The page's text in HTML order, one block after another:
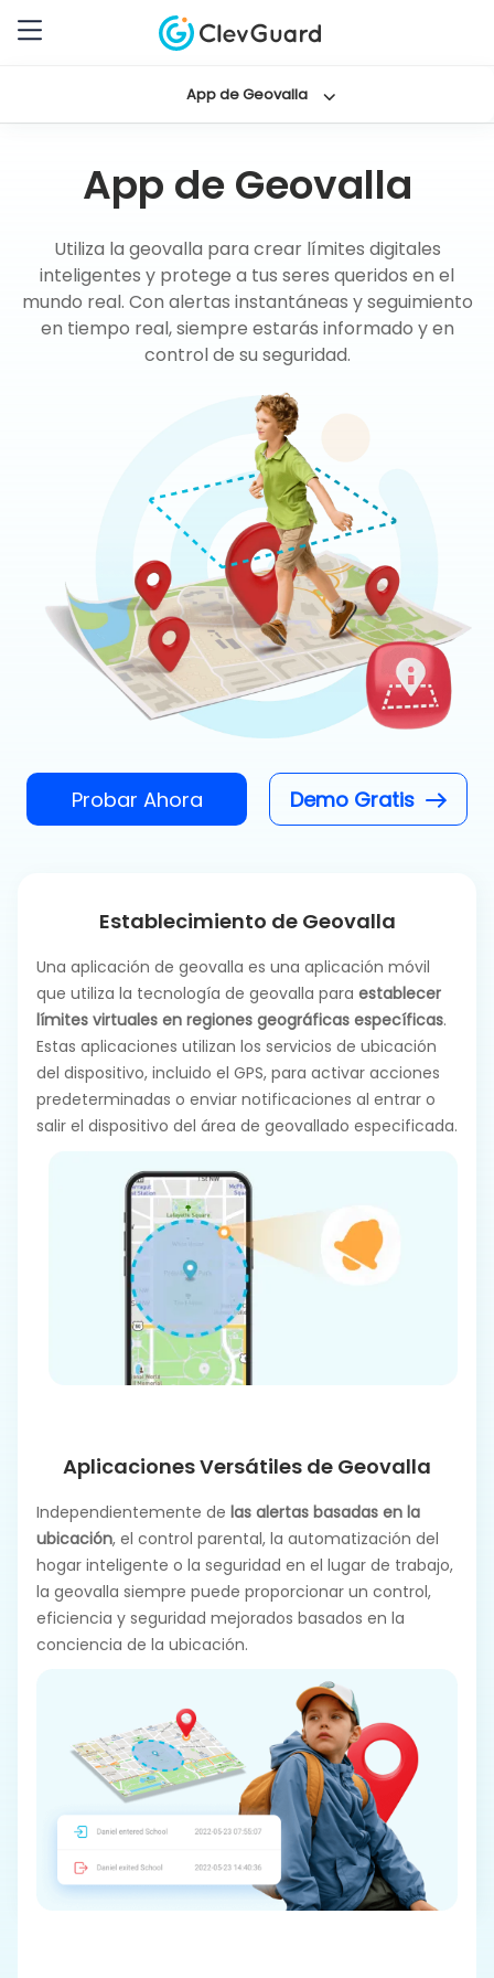
App de Geovalla
App de Geovalla
Utiliza la geovalla para crear límites digitales
inteligentes y protege a tus seres queridos en el
mundo real. Con alertas instantáneas y seguimiento
en tiempo real, siempre estarás informado y en
control de su seguridad.
Probar Ahora Demo Gratis
Establecimiento de Geovalla
Una aplicación de geovalla es una aplicación móvil
que utiliza la tecnología de geovalla para establecer
límites virtuales en regiones geográficas específicas.
Estas aplicaciones utilizan los servicios de ubicación
del dispositivo, incluido el GPS, para activar acciones
predeterminadas o enviar notificaciones al entrar o
salir el dispositivo del área de geovallado especificada.
Aplicaciones Versátiles de Geovalla
Independientemente de las alertas basadas en la
ubicación, el control parental, la automatización del
hogar inteligente o la seguridad en el lugar de trabajo,
la geovalla siempre puede proporcionar un control,
eficiencia y seguridad mejorados basados en la
conciencia de la ubicación.